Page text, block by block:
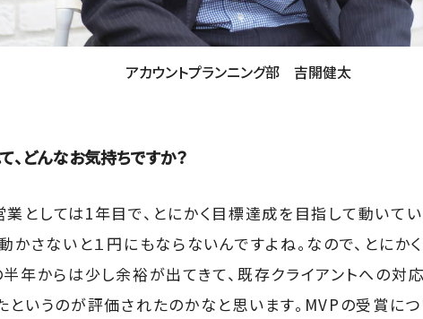
アカウントプランニング部 吉開健太
どんなお気持ちですか？
としては1年目で、とにかく目標達成を目指して動いて
かさないと１円にもならないんですよね。なので、とにか
年からは少し余裕が出てきて、既存クライアントへの対
いうのが評価されたのかなと思います。MVPの受賞につ